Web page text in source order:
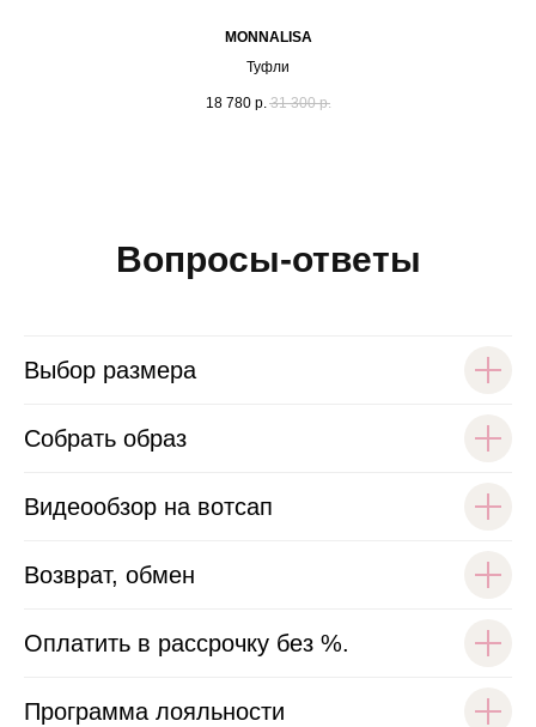
MONNALISA
Туфли
18 780 р. 31 300 р.
Вопросы-ответы
Выбор размера
Собрать образ
Видеообзор на вотсап
Возврат, обмен
Оплатить в рассрочку без %.
Программа лояльности